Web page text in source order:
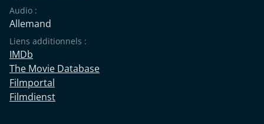
Audio :
Allemand
Liens additionnels :
IMDb
The Movie Database
Filmportal
Filmdienst